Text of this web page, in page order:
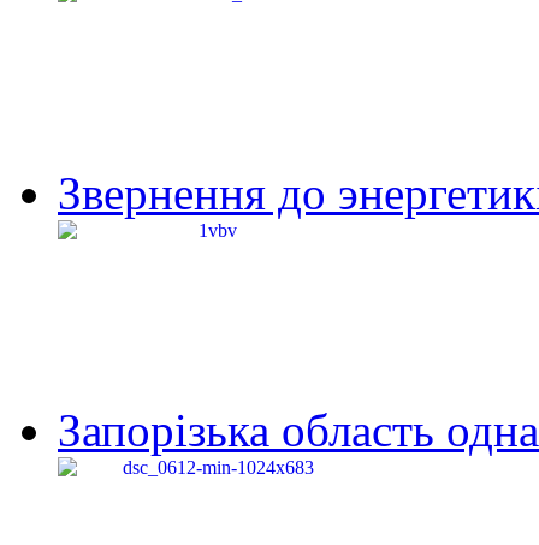
Звернення до
Запорізька область